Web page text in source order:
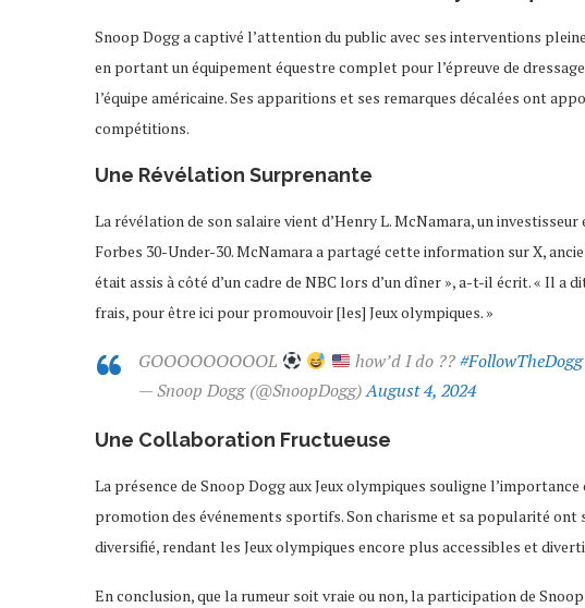
Snoop Dogg a captivé l’attention du public avec ses interventions
en portant un équipement équestre complet pour l’épreuve de
l’équipe américaine. Ses apparitions et ses remarques décalées ont
compétitions.
Une Révélation Surprenante
La révélation de son salaire vient d’Henry L. McNamara, un
Forbes 30-Under-30. McNamara a partagé cette information sur X,
était assis à côté d’un cadre de NBC lors d’un dîner », a-t-il écrit. « Il a
frais, pour être ici pour promouvoir [les] Jeux olympiques. »
GOOOOOOOOOL how’d I do ??#FollowTheDogg
— Snoop Dogg (@SnoopDogg)August 4, 2024
Une Collaboration Fructueuse
La présence de Snoop Dogg aux Jeux olympiques souligne
promotion des événements sportifs. Son charisme et sa popularité
diversifié, rendant les Jeux olympiques encore plus accessibles et
En conclusion, que la rumeur soit vraie ou non, la participation de